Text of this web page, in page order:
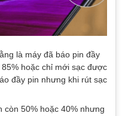
là máy đã báo pin đầy
hoặc chỉ mới sạc được
đầy pin nhưng khi rút sạc
còn 50% hoặc 40% nhưng